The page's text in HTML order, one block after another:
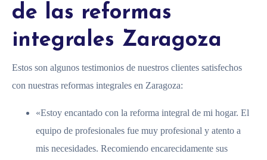
de las reformas
integrales Zaragoza
Estos son algunos testimonios de nuestros clientes satisfechos
con nuestras reformas integrales en Zaragoza:
«Estoy encantado con la reforma integral de mi hogar. El
equipo de profesionales fue muy profesional y atento a
mis necesidades. Recomiendo encarecidamente sus